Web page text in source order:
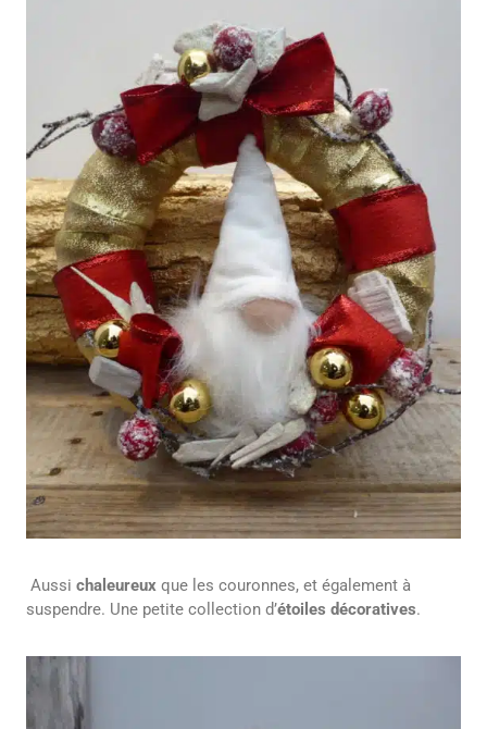
Aussi chaleureux que les couronnes, et également à
suspendre. Une petite collection d’étoiles décoratives.